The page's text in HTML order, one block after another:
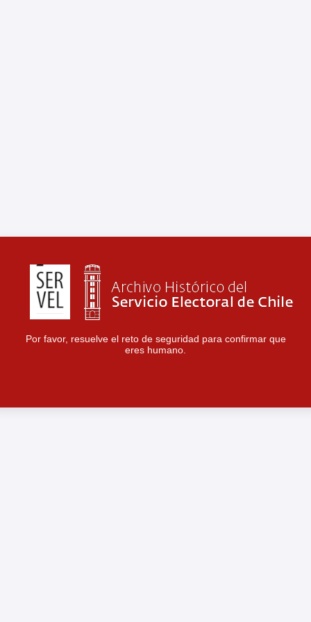
Por favor, resuelve el reto de seguridad para confirmar que
eres humano.